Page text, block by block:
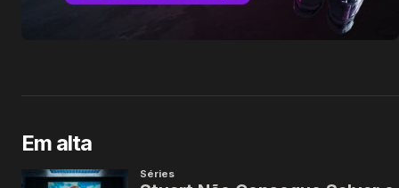
Em alta